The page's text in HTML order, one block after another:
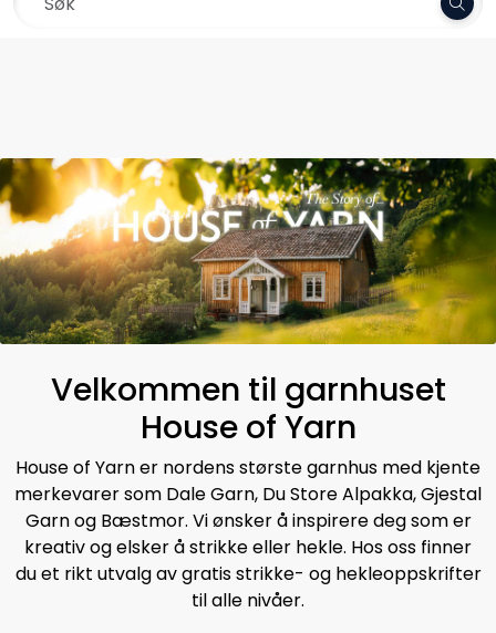
Skip to main content
Velkommen til garnhuset
House of Yarn
House of Yarn er nordens største garnhus med kjente
merkevarer som Dale Garn, Du Store Alpakka, Gjestal
Garn og Bæstmor. Vi ønsker å inspirere deg som er
kreativ og elsker å strikke eller hekle. Hos oss finner
du et rikt utvalg av gratis strikke- og hekleoppskrifter
til alle nivåer.
Oppskrifter
Kolleksjoner
Pinner og tilbehør
Gavekort
Outlet